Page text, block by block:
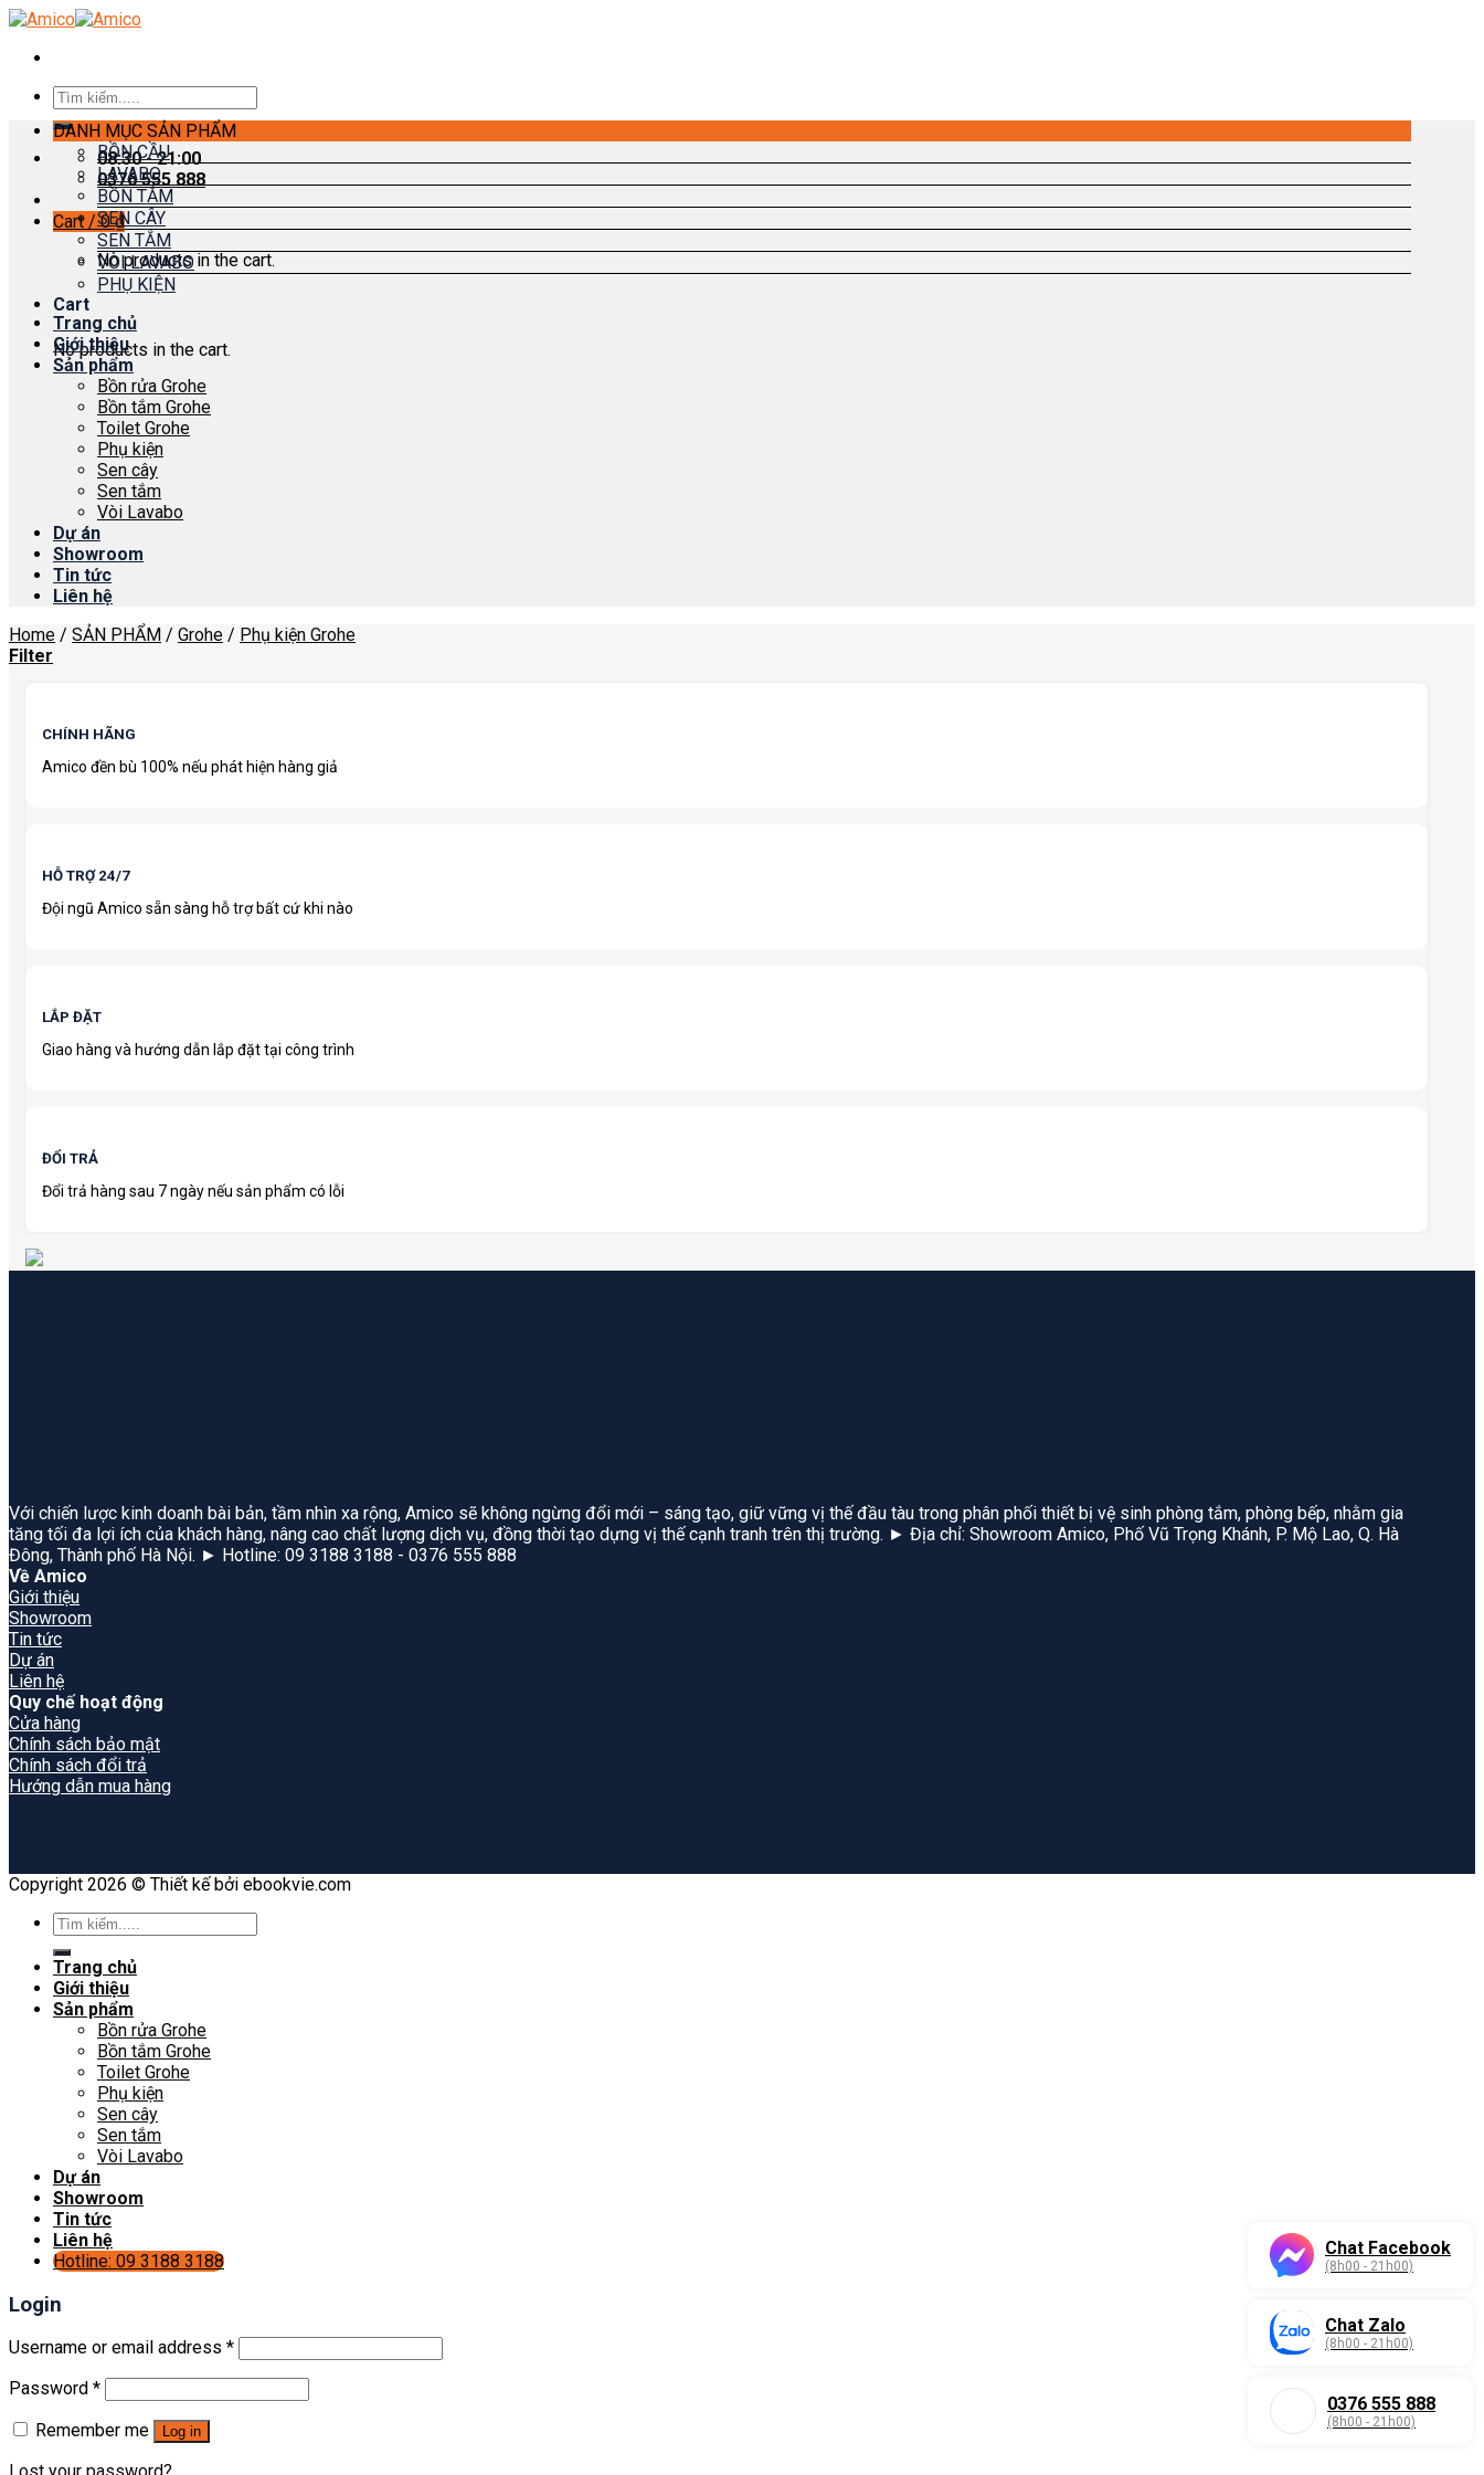
Skip
content
Search
for:
08:30 - 21:00
0376 555 888
Cart /0₫
No products in the cart.
Cart
No products in the cart.
DANH MỤC SẢN PHẨM
BỒN CẦU
LAVABO
BỒN TẮM
SEN CÂY
SEN TẮM
VÒI LAVABO
PHỤ KIỆN
Trang chủ
Giới thiệu
Sản phẩm
Bồn rửa Grohe
Bồn tắm Grohe
Toilet Grohe
Phụ kiện
Sen cây
Sen tắm
Vòi Lavabo
Dự án
Showroom
Tin tức
Liên hệ
Home / SẢN PHẨM / Grohe / Phụ kiện Grohe
Filter
CHÍNH HÃNG
Amico đền bù 100% nếu phát hiện hàng giả
HỖ TRỢ 24/7
Đội ngũ Amico sẵn sàng hỗ trợ bất cứ khi nào
LẮP ĐẶT
Giao hàng và hướng dẫn lắp đặt tại công trình
ĐỔI TRẢ
Đổi trả hàng sau 7 ngày nếu sản phẩm có lỗi
Với chiến lược kinh doanh bài bản, tầm nhìn xa rộng, Amico sẽ không ngừng đổi mới – sáng tạo, giữ vững vị thế đầu tàu trong phân phối thiết bị vệ sinh phòng tắm, phòng bếp, nhằm gia
tăng tối đa lợi ích của khách hàng, nâng cao chất lượng dịch vụ, đồng thời tạo dựng vị thế cạnh tranh trên thị trường. ► Địa chỉ: Showroom Amico, Phố Vũ Trọng Khánh, P. Mộ Lao, Q. Hà
Đông, Thành phố Hà Nội. ► Hotline: 09 3188 3188 - 0376 555 888
Về Amico
Giới thiệu
Showroom
Tin tức
Dự án
Liên hệ
Quy chế hoạt động
Cửa hàng
Chính sách bảo mật
Chính sách đổi trả
Hướng dẫn mua hàng
Copyright 2026 © Thiết kế bởi ebookvie.com
Search
for:
Trang chủ
Giới thiệu
Sản phẩm
Bồn rửa Grohe
Bồn tắm Grohe
Toilet Grohe
Phụ kiện
Sen cây
Sen tắm
Vòi Lavabo
Dự án
Showroom
Tin tức
Liên hệ
Hotline: 09 3188 3188
Chat Facebook
(8h00 - 21h00)
Chat Zalo
(8h00 - 21h00)
0376 555 888
(8h00 - 21h00)
Login
Username or email address *
Password *
Remember me
Log in